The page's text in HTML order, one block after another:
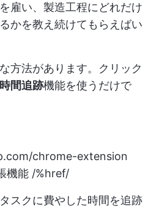
雇い、製造工程にどれだけ
かを教え続けてもらえばい
方法があります。クリック
間追跡機能を使うだけで
chrome-extension
機能 /%href/
スクに費やした時間を追跡